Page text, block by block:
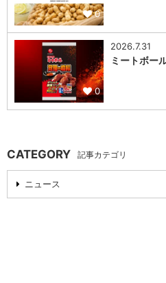
0
0
2026.7.31
ミートボー
CATEGORY 記事カテゴリ
ニュース